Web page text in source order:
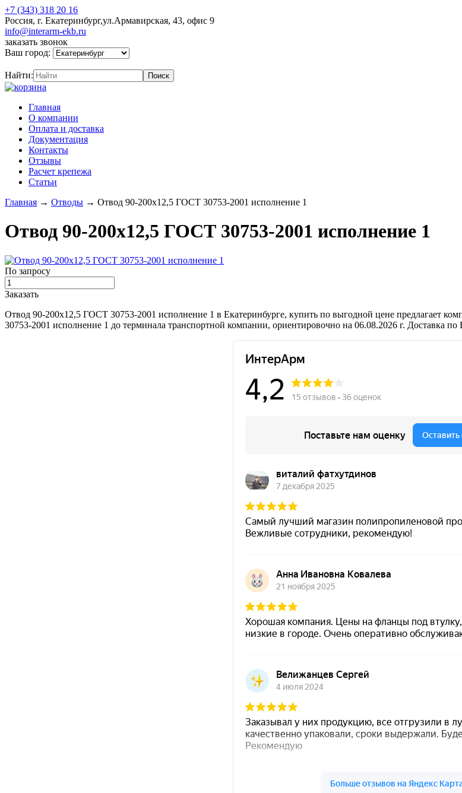
+7 (343) 318 20 16
Россия, г. Екатеринбург,ул.Армавирская, 43, офис 9
info@interarm-ekb.ru
заказать звонок
Ваш город:
Найти:
Главная
О компании
Оплата и доставка
Документация
Контакты
Отзывы
Расчет крепежа
Статьи
Главная → Отводы → Отвод 90-200х12,5 ГОСТ 30753-2001 исполнение 1
Отвод 90-200х12,5 ГОСТ 30753-2001 исполнение 1
По запросу
Заказать
Отвод 90-200х12,5 ГОСТ 30753-2001 исполнение 1 в Екатеринбурге, купить по выгодной цене предлагает
30753-2001 исполнение 1 до терминала транспортной компании, ориентировочно на 06.08.2026 г. Доставка по